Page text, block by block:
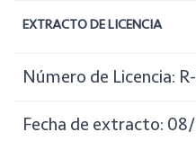
EXTRACTO DE LICENCIA
Número de Licencia:
Fecha de extracto: